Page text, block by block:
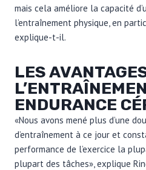
mais cela améliore la capacité
l’entraînement physique, en
explique-t-il.
LES
ENDURANCE
«Nous avons mené plus d’une
d’entraînement à ce jour et
performance de l’exercice la
plupart des tâches», explique